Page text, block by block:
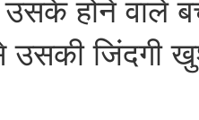
होने वाले
उसकी जिंदगी